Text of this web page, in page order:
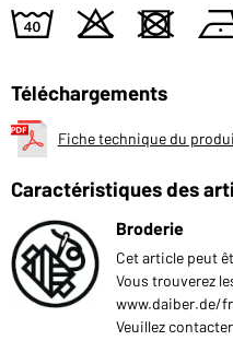
8 o d
Téléchargements
Fiche technique du
Caractéristiques des
Broderie
Cet article peut
Vous trouverez
www.daiber.de/
Veuillez